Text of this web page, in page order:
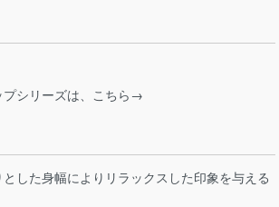
プシリーズは、こちら→
した身幅によりリラックスした印象を与える